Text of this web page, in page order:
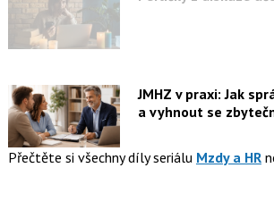
JMHZ v praxi: Jak
a vyhnout se
Přečtěte si všechny díly seriálu Mzdy a HR